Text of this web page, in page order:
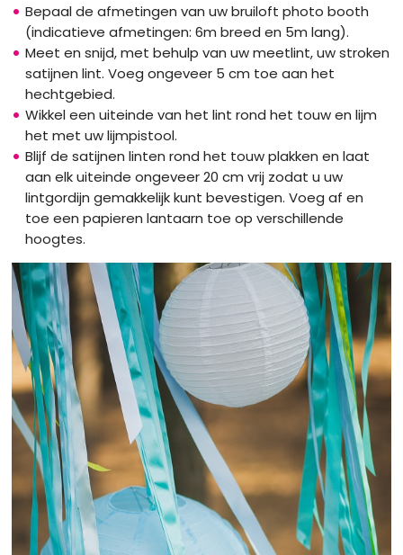
Bepaal de afmetingen van uw bruiloft photo booth
(indicatieve afmetingen: 6m breed en 5m lang).
Meet en snijd, met behulp van uw meetlint, uw stroken
satijnen lint. Voeg ongeveer 5 cm toe aan het
hechtgebied.
Wikkel een uiteinde van het lint rond het touw en lijm
het met uw lijmpistool.
Blijf de satijnen linten rond het touw plakken en laat
aan elk uiteinde ongeveer 20 cm vrij zodat u uw
lintgordijn gemakkelijk kunt bevestigen. Voeg af en
toe een papieren lantaarn toe op verschillende
hoogtes.